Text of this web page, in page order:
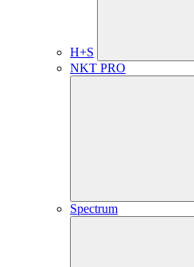
H+S
NKT PRO
Spectrum